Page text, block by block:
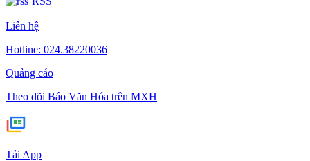
Liên hệ
Hotline: 024.38220036
Quảng cáo
Theo dõi Báo Văn Hóa trên MXH
Tải App